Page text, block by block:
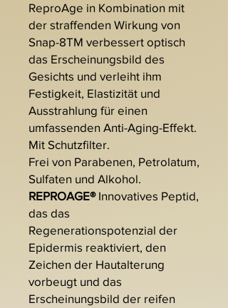
ReproAge in Kombination mit
der straffenden Wirkung von
Snap-8TM verbessert optisch
das Erscheinungsbild des
Gesichts und verleiht ihm
Festigkeit, Elastizität und
Ausstrahlung für einen
umfassenden Anti-Aging-Effekt.
Mit Schutzfilter.
Frei von Parabenen, Petrolatum,
Sulfaten und Alkohol.
REPROAGE® Innovatives Peptid,
das das
Regenerationspotenzial der
Epidermis reaktiviert, den
Zeichen der Hautalterung
vorbeugt und das
Erscheinungsbild der reifen